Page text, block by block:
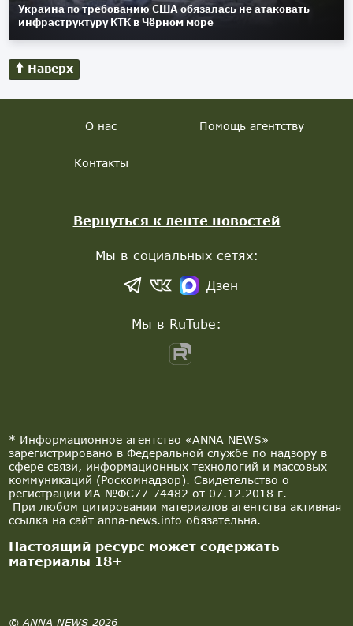
Украина по требованию США обязалась не атаковать
инфраструктуру КТК в Чёрном море
Наверх
* Информационное агентство «ANNA NEWS»
зарегистрировано в Федеральной службе по надзору в
сфере связи, информационных технологий и массовых
коммуникаций (Роскомнадзор). Свидетельство о
регистрации ИА №ФС77-74482 от 07.12.2018 г.
При любом цитировании материалов агентства активная
ссылка на сайт anna-news.info обязательна.
Настоящий ресурс может содержать
материалы 18+
© ANNA NEWS 2026
О нас Помощь агентству
Контакты
Вернуться к ленте новостей
Мы в социальных сетях:
Дзен
Мы в RuTube: